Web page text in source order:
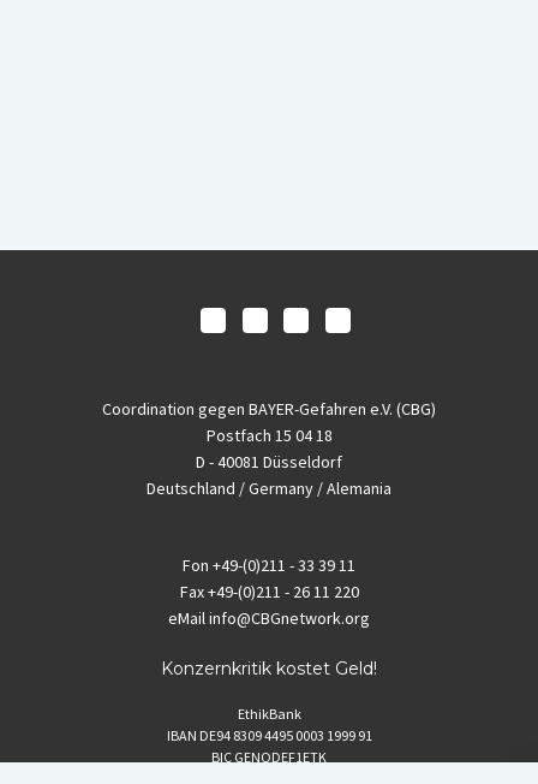
Coordination gegen BAYER-Gefahren e.V. (CBG)
Postfach 15 04 18
D - 40081 Düsseldorf
Deutschland / Germany / Alemania
Fon +49-(0)211 - 33 39 11
Fax+49-(0)211 - 26 11 220
eMailinfo@CBGnetwork.org
Konzernkritik kostet Geld!
EthikBank
IBAN DE94 8309 4495 0003 1999 91
BIC GENODEF1ETK